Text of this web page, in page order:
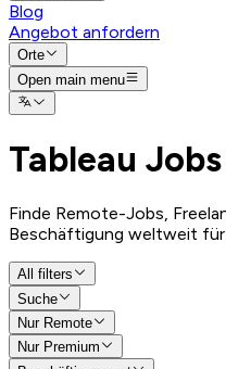
Blog
Angebot anfordern
Orte
Open main menu
Tableau Jobs
Finde Remote-Jobs,
Beschäftigung weltweit für
All filters
Suche
Nur Remote
Nur Premium